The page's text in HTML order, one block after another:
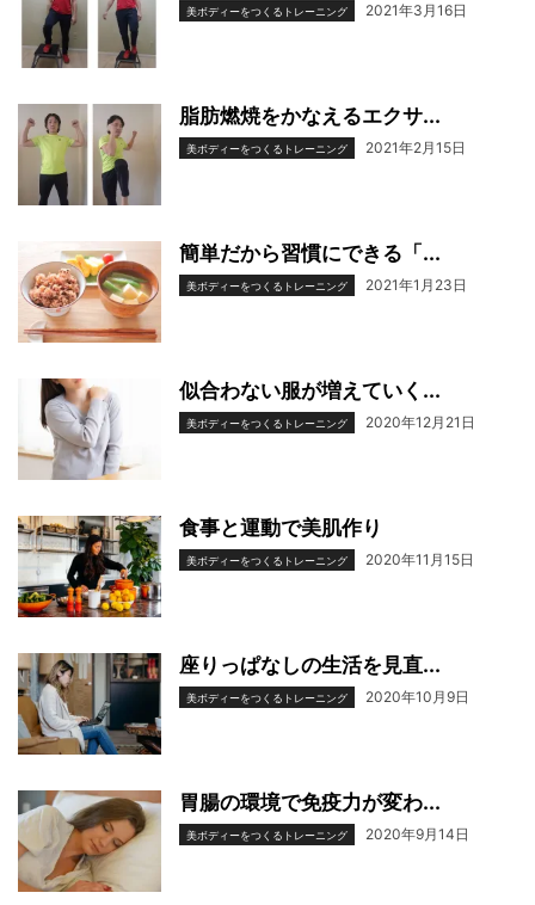
美ボディーをつくるトレーニング 2021年3月16日
脂肪燃焼をかなえるエクサ...
美ボディーをつくるトレーニング 2021年2月15日
簡単だから習慣にできる「...
美ボディーをつくるトレーニング 2021年1月23日
似合わない服が増えていく...
美ボディーをつくるトレーニング 2020年12月21日
食事と運動で美肌作り
美ボディーをつくるトレーニング 2020年11月15日
座りっぱなしの生活を見直...
美ボディーをつくるトレーニング 2020年10月9日
胃腸の環境で免疫力が変わ...
美ボディーをつくるトレーニング 2020年9月14日